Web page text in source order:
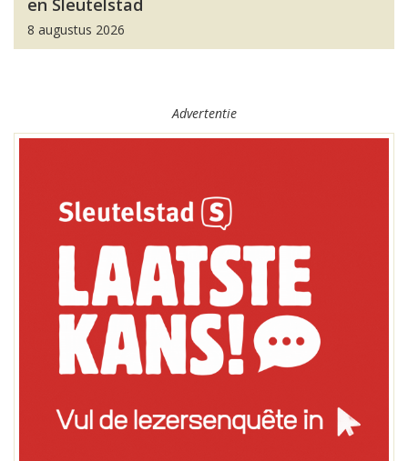
en Sleutelstad
8 augustus 2026
Advertentie